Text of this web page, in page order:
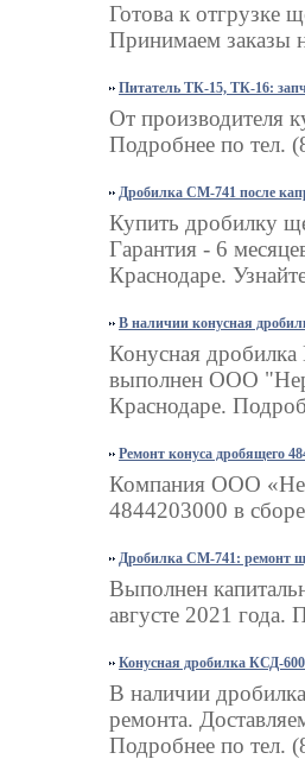
Готова к отгрузке
Принимаем заказы
Питатель ТК-15, ТК-16:
От производителя
Подробнее по тел.
Дробилка СМ-741 после
Купить дробилку
Гарантия - 6
Краснодаре.
В наличии конусная
Конусная
выполнен ООО
Краснодаре.
Ремонт конуса дробящего
Компания ООО
4844203000 в
Дробилка СМ-741: ремонт
Выполнен
августе 2021 года.
Конусная дробилка КСД-
В наличии
ремонта.
Подробнее по тел.